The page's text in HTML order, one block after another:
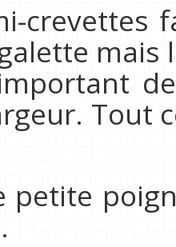
crevettes
mais
Tout
petite